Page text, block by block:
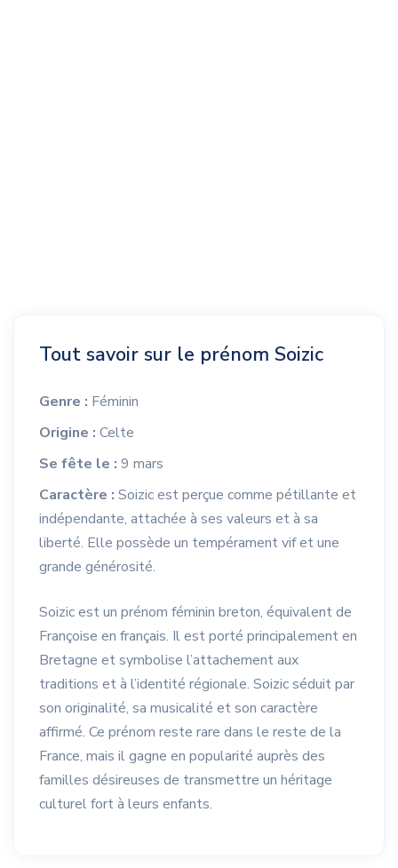
Tout savoir sur le prénom Soizic
Genre : Féminin
Origine : Celte
Se fête le : 9 mars
Caractère : Soizic est perçue comme pétillante et
indépendante, attachée à ses valeurs et à sa
liberté. Elle possède un tempérament vif et une
grande générosité.
Soizic est un prénom féminin breton, équivalent de
Françoise en français. Il est porté principalement en
Bretagne et symbolise l’attachement aux
traditions et à l’identité régionale. Soizic séduit par
son originalité, sa musicalité et son caractère
affirmé. Ce prénom reste rare dans le reste de la
France, mais il gagne en popularité auprès des
familles désireuses de transmettre un héritage
culturel fort à leurs enfants.